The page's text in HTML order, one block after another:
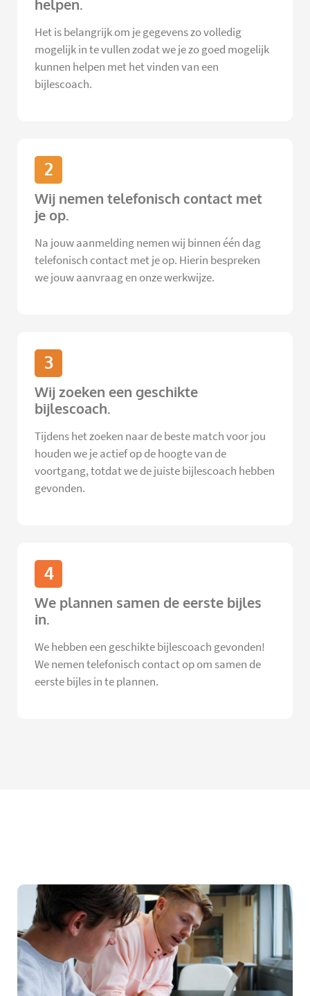
helpen.
Het is belangrijk om je gegevens zo volledig
mogelijk in te vullen zodat we je zo goed mogelijk
kunnen helpen met het vinden van een
bijlescoach.
2
Wij nemen telefonisch contact met
je op.
Na jouw aanmelding nemen wij binnen één dag
telefonisch contact met je op. Hierin bespreken
we jouw aanvraag en onze werkwijze.
3
Wij zoeken een geschikte
bijlescoach.
Tijdens het zoeken naar de beste match voor jou
houden we je actief op de hoogte van de
voortgang, totdat we de juiste bijlescoach hebben
gevonden.
4
We plannen samen de eerste bijles
in.
We hebben een geschikte bijlescoach gevonden!
We nemen telefonisch contact op om samen de
eerste bijles in te plannen.